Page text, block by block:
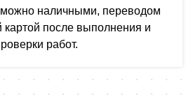
можно наличными, переводом
картой после выполнения и
работ.